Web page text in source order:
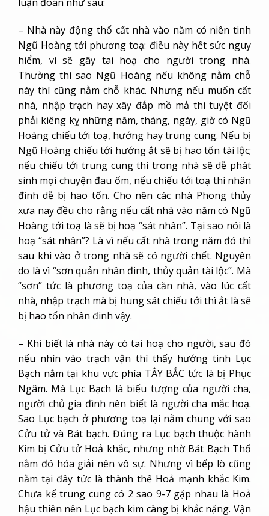
– Nhà này động thổ cất nhà vào năm có niên tinh
Ngũ Hoàng tới phương toạ: điều này hết sức nguy
hiểm, vì sẽ gây tai hoạ cho người trong nhà.
Thường thì sao Ngũ Hoàng nếu không nằm chỗ
này thì cũng nằm chỗ khác. Nhưng nếu muốn cất
nhà, nhập trạch hay xây đắp mồ mả thì tuyệt đối
phải kiêng kỵ những năm, tháng, ngày, giờ có Ngũ
Hoàng chiếu tới toạ, hướng hay trung cung. Nếu bị
Ngũ Hoàng chiếu tới hướng ắt sẽ bị hao tổn tài lộc;
nếu chiếu tới trung cung thì trong nhà sẽ dễ phát
sinh mọi chuyện đau ốm, nếu chiếu tới toạ thì nhân
đinh dễ bị hao tổn. Cho nên các nhà Phong thủy
xưa nay đều cho rằng nếu cất nhà vào năm có Ngũ
Hoàng tới toạ là sẽ bị hoạ “sát nhân”. Tại sao nói là
hoạ “sát nhân”? Là vì nếu cất nhà trong năm đó thì
sau khi vào ở trong nhà sẽ có người chết. Nguyên
do là vì “sơn quản nhân đinh, thủy quản tài lộc”. Mà
“sơn” tức là phương toạ của căn nhà, vào lúc cất
nhà, nhập trạch mà bị hung sát chiếu tới thì ắt là sẽ
bị hao tổn nhân đinh vậy.
– Khi biết là nhà này có tai hoạ cho người, sau đó
nếu nhìn vào trạch vận thì thấy hướng tinh Lục
Bạch nằm tại khu vực phía TÂY BẮC tức là bị Phục
Ngâm. Mà Lục Bạch là biểu tượng của người cha,
người chủ gia đình nên biết là người cha mắc hoạ.
Sao Lục bạch ở phương toạ lại nằm chung với sao
Cửu tử và Bát bạch. Đúng ra Lục bạch thuộc hành
Kim bị Cửu tử Hoả khắc, nhưng nhờ Bát Bạch Thổ
nằm đó hóa giải nên vô sự. Nhưng vì bếp lò cũng
nằm tại đây tức là thành thế Hoả mạnh khắc Kim.
Chưa kể trung cung có 2 sao 9-7 gặp nhau là Hoả
hậu thiên nên Lục bạch kim càng bị khắc nặng. Vận